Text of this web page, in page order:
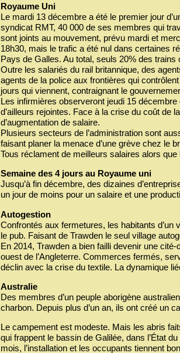
Royaume Uni
Le mardi 13 décembre a été le premier jour
syndicat RMT, 40 000 de ses membres qui
sont joints au mouvement, prévu mardi et
18h30, mais le trafic a été nul dans certaines
Pays de Galles. Au total, seuls 20% des
Outre les salariés du rail britannique, des
agents de la police aux frontières qui
jours qui viennent, contraignant le
Les infirmières observeront jeudi 15
d’ailleurs rejointes. Face à la crise du coût de
d’augmentation de salaire.
Plusieurs secteurs de l’administration sont
faisant planer la menace d’une grève chez le
Tous réclament de meilleurs salaires alors que
Semaine des 4 jours au Royaume uni
Jusqu’à fin décembre, des dizaines
un jour de moins pour un salaire et une
Autogestion
Confrontés aux fermetures, les habitants d’un
le pub. Faisant de Trawden le seul village
En 2014, Trawden a bien failli devenir une
ouest de l’Angleterre. Commerces fermés,
déclin avec la crise du textile. La dynamique
Australie
Des membres d’un peuple aborigène
charbon. Depuis plus d’un an, ils ont créé un
Le campement est modeste. Mais les abris
qui frappent le bassin de Galilée, dans l’État
mois, l’installation et les occupants tiennent